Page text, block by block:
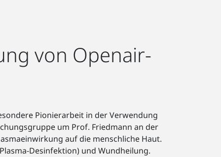
von Openair-
Pionierarbeit in der Verwendung
um Prof. Friedmann an der
auf die menschliche Haut.
Desinfektion) und Wundheilung.